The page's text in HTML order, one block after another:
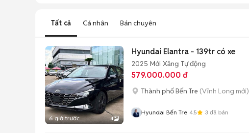
Tất cả Cá nhân Bán chuyên
6 giờ trước 4
Hyundai Elantra - 139tr có xe
2025 Mới Xăng Tự động
579.000.000 đ
Thành phố Bến Tre (Vĩnh Long mới)
Hyundai Bến Tre 4.5 3 đã bán